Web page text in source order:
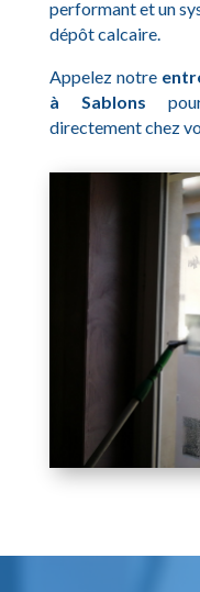
performant et un
dépôt calcaire.
Appelez notre
à Sablons
directement chez